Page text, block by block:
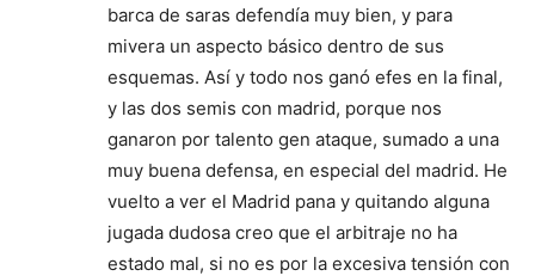
barca de saras defendía muy bien, y para
mivera un aspecto básico dentro de sus
esquemas. Así y todo nos ganó efes en la final,
y las dos semis con madrid, porque nos
ganaron por talento gen ataque, sumado a una
muy buena defensa, en especial del madrid. He
vuelto a ver el Madrid pana y quitando alguna
jugada dudosa creo que el arbitraje no ha
estado mal, si no es por la excesiva tensión con